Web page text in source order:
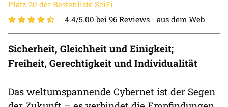
Platz 20 der Bestenliste SciFi
4.4/5.00 bei 96 Reviews - aus dem Web
Sicherheit, Gleichheit und Einigkeit;
Freiheit, Gerechtigkeit und Individualität
Das weltumspannende Cybernet ist der Segen